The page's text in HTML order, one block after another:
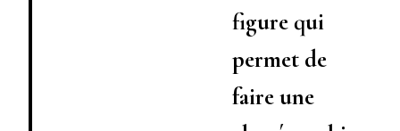
figure qui
permet de
faire une